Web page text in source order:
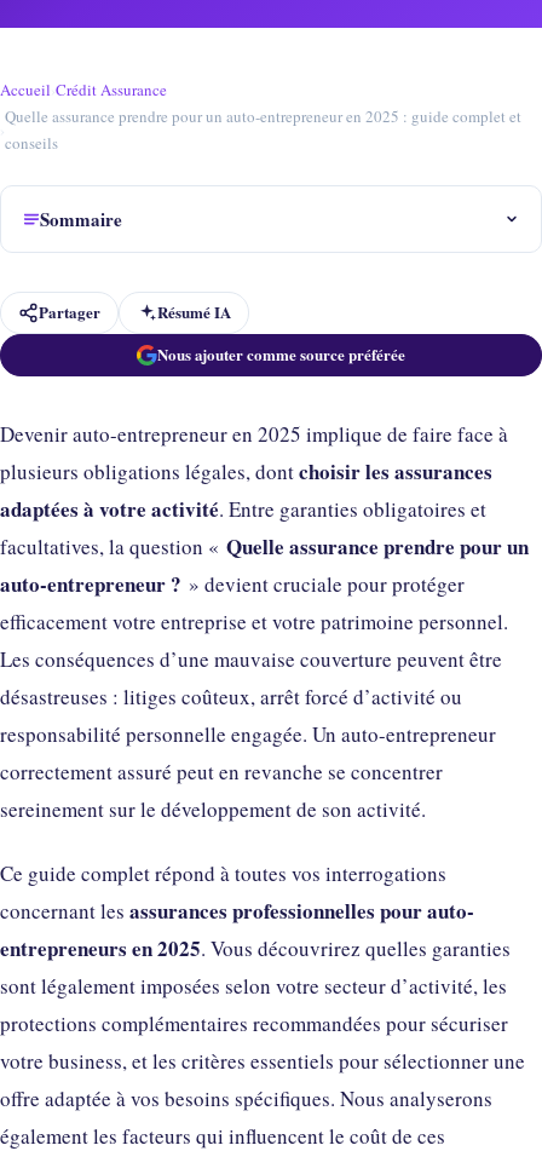
Accueil›Crédit Assurance
›
Quelle assurance prendre pour un auto-entrepreneur en 2025 : guide complet et
conseils
Sommaire
Partager
Résumé IA
Nous ajouter comme source préférée
Devenir auto-entrepreneur en 2025 implique de faire face à
plusieurs obligations légales, dontchoisir les assurances
adaptées à votre activité. Entre garanties obligatoires et
facultatives, la question « Quelle assurance prendre pour un
auto-entrepreneur ? » devient cruciale pour protéger
efficacement votre entreprise et votre patrimoine personnel.
Les conséquences d’une mauvaise couverture peuvent être
désastreuses : litiges coûteux, arrêt forcé d’activité ou
responsabilité personnelle engagée. Un auto-entrepreneur
correctement assuré peut en revanche se concentrer
sereinement sur le développement de son activité.
Ce guide complet répond à toutes vos interrogations
concernant les assurances professionnelles pour auto-
entrepreneurs en 2025. Vous découvrirez quelles garanties
sont légalement imposées selon votre secteur d’activité, les
protections complémentaires recommandées pour sécuriser
votre business, et les critères essentiels pour sélectionner une
offre adaptée à vos besoins spécifiques. Nous analyserons
également les facteurs qui influencent le coût de ces